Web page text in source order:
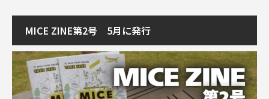
MICE ZINE第2号 5月に発行